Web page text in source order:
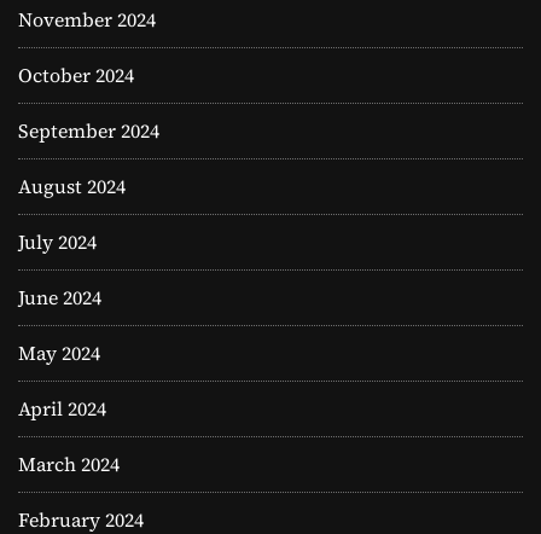
November 2024
October 2024
September 2024
August 2024
July 2024
June 2024
May 2024
April 2024
March 2024
February 2024